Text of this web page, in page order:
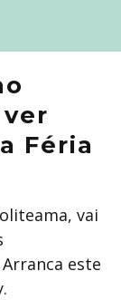
Féria
vai
este